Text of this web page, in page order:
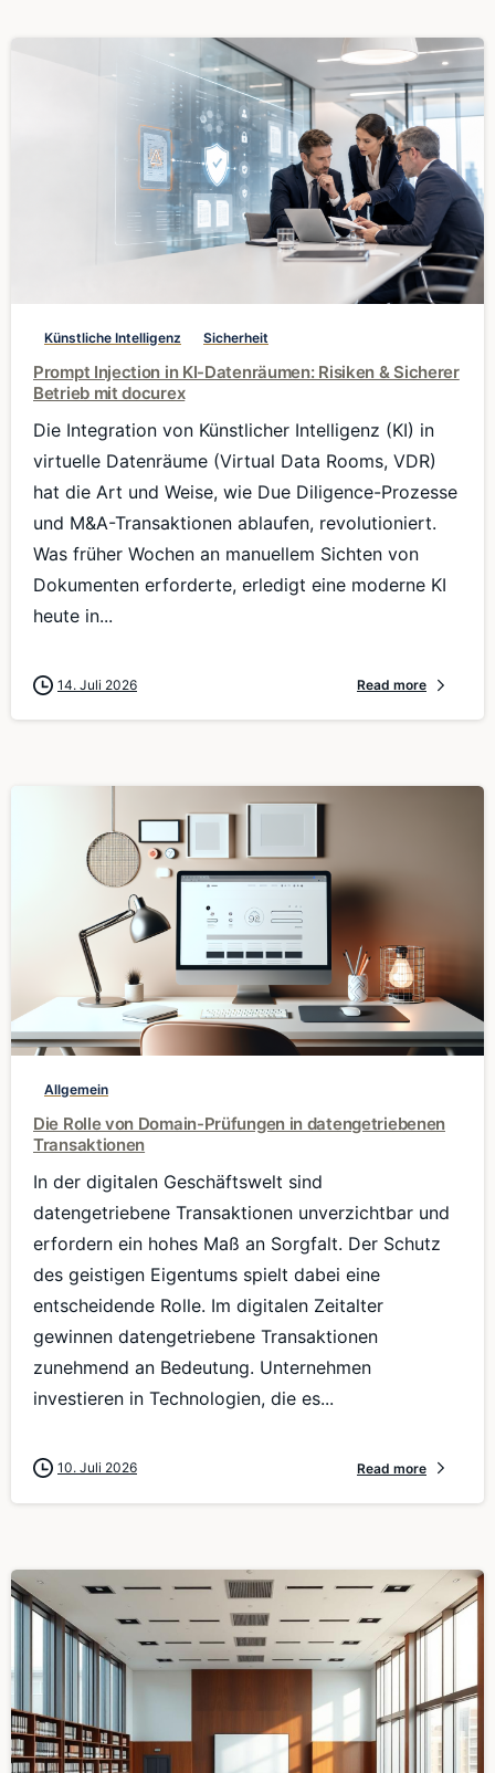
0
Künstliche Intelligenz Sicherheit
Prompt Injection in KI-Datenräumen: Risiken & Sicherer
Betrieb mit docurex
Die Integration von Künstlicher Intelligenz (KI) in
virtuelle Datenräume (Virtual Data Rooms, VDR)
hat die Art und Weise, wie Due Diligence-Prozesse
und M&A-Transaktionen ablaufen, revolutioniert.
Was früher Wochen an manuellem Sichten von
Dokumenten erforderte, erledigt eine moderne KI
heute in...
14. Juli 2026 Read more
Allgemein
Die Rolle von Domain-Prüfungen in datengetriebenen
Transaktionen
In der digitalen Geschäftswelt sind
datengetriebene Transaktionen unverzichtbar und
erfordern ein hohes Maß an Sorgfalt. Der Schutz
des geistigen Eigentums spielt dabei eine
entscheidende Rolle. Im digitalen Zeitalter
gewinnen datengetriebene Transaktionen
zunehmend an Bedeutung. Unternehmen
investieren in Technologien, die es...
10. Juli 2026 Read more